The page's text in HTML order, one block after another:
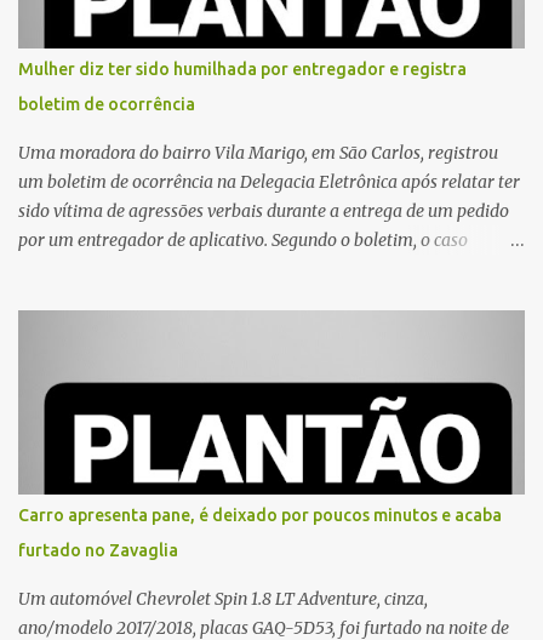
Mulher diz ter sido humilhada por entregador e registra
boletim de ocorrência
Uma moradora do bairro Vila Marigo, em São Carlos, registrou
um boletim de ocorrência na Delegacia Eletrônica após relatar ter
sido vítima de agressões verbais durante a entrega de um pedido
por um entregador de aplicativo. Segundo o boletim, o caso
proximidades. Ainda conforme o registro policial, a vítima relatou
que, ao receber a entrega, voltou a ser ofendida com palavras de
baixo calão e insultos. Ela informou à Polícia Civil que mora
sozinha e que se sentiu ameaçada, coagida e humilhada com a
situação. Fonte: São Carlos Agora
Carro apresenta pane, é deixado por poucos minutos e acaba
furtado no Zavaglia
Um automóvel Chevrolet Spin 1.8 LT Adventure, cinza,
ano/modelo 2017/2018, placas GAQ-5D53, foi furtado na noite de